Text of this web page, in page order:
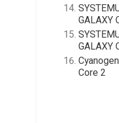
GALAXY
GALAXY
Core 2